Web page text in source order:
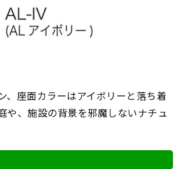
、座面カラーはアイボリーと落ち着
や、施設の背景を邪魔しないナチュ